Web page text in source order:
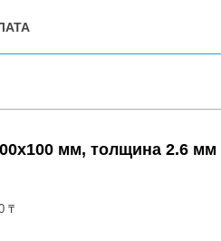
мм, толщина 2.6
₸